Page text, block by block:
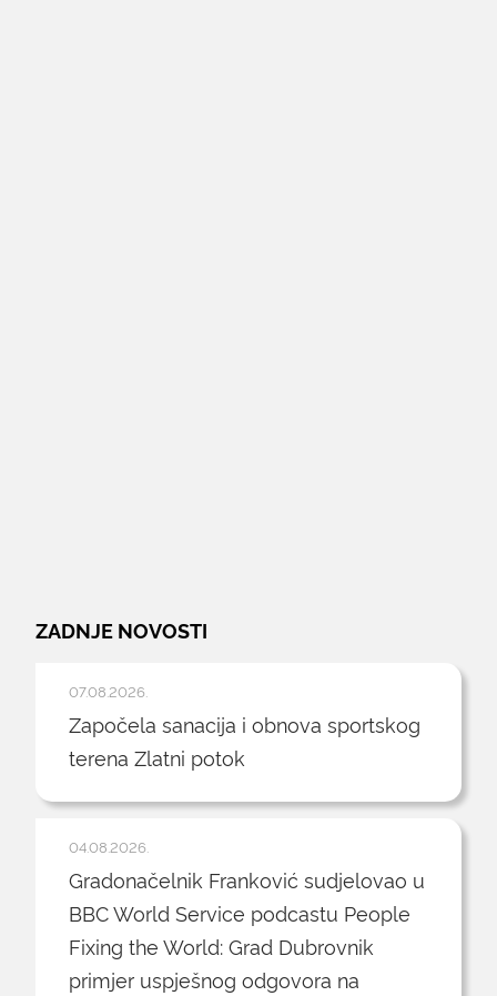
ZADNJE NOVOSTI
07.08.2026.
Započela sanacija i obnova sportskog
terena Zlatni potok
04.08.2026.
Gradonačelnik Franković sudjelovao u
BBC World Service podcastu People
Fixing the World: Grad Dubrovnik
primjer uspješnog odgovora na